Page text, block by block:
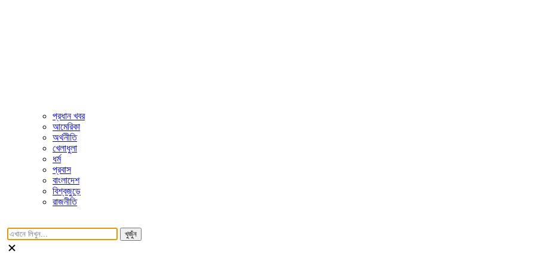
প্রধান খবর
আমেরিকা
অর্থনীতি
খেলাধুলা
ধর্ম
প্রবাস
বাংলাদেশ
বিশ্বজুড়ে
রাজনীতি
খুজুঁন